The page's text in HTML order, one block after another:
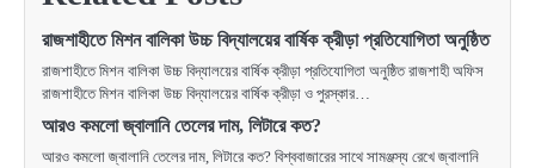
রাজশাহীতে মিশন বালিকা উচ্চ বিদ্যালয়ের বার্ষিক ক্রীড়া প্রতিযোগিতা অনুষ্ঠিত
রাজশাহীতে মিশন বালিকা উচ্চ বিদ্যালয়ের বার্ষিক ক্রীড়া প্রতিযোগিতা অনুষ্ঠিত রাজশাহী অফিস
রাজশাহীতে মিশন বালিকা উচ্চ বিদ্যালয়ের বার্ষিক ক্রীড়া ও পুরস্কার…
আরও কমলো জ্বালানি তেলের দাম, লিটারে কত?
আরও কমলো জ্বালানি তেলের দাম, লিটারে কত? বিশ্ববাজারের সাথে সামঞ্জস্য রেখে জ্বালানি